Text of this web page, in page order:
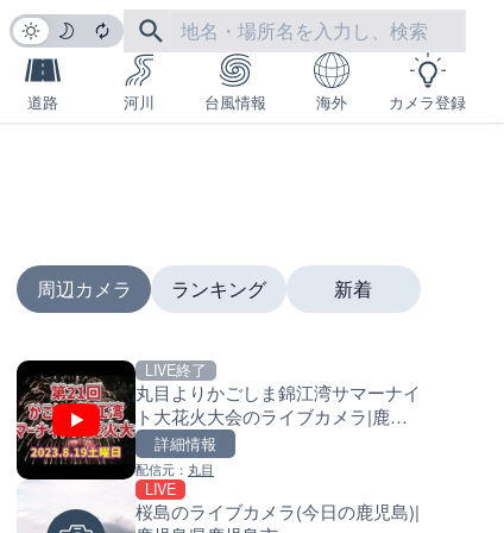
道路 河川 台風情報 海外 カメラ登録
周辺カメラ
LIVE終了
丸目よりかごしま錦江湾サマーナイ
ト大花火大会のライブカメラ|鹿児
島県鹿児島市
詳細情報
配信元： 丸目
LIVE
桜島のライブカメラ(今日の鹿児島)|
ランキング
沖永良部島海岸のライブカメ
児島県和泊町
内海海水浴場のライブカメラ|
新着
南出川水門付近のライブカメ
歌山県日高町
比井川水門付近から比井崎海